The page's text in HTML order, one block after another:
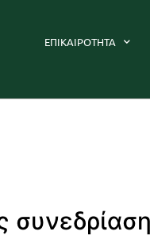
ΕΠΙΚΑΙΡΟΤΗΤΑ